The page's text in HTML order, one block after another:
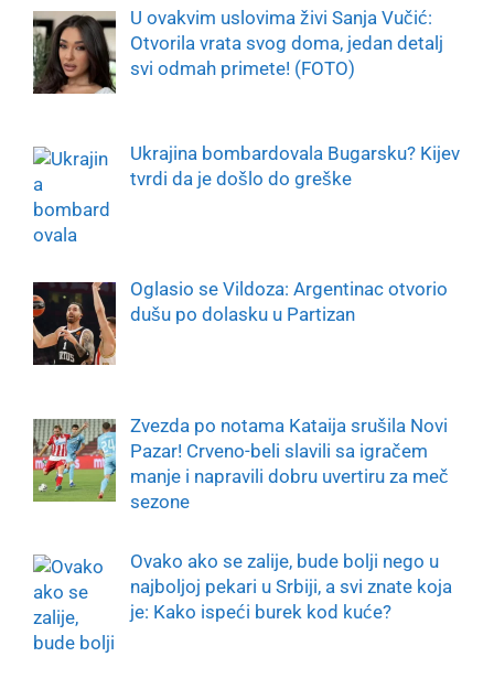
U ovakvim uslovima živi Sanja Vučić:
Otvorila vrata svog doma, jedan detalj
svi odmah primete! (FOTO)
Ukrajina bombardovala Bugarsku? Kijev
tvrdi da je došlo do greške
Oglasio se Vildoza: Argentinac otvorio
dušu po dolasku u Partizan
Zvezda po notama Kataija srušila Novi
Pazar! Crveno-beli slavili sa igračem
manje i napravili dobru uvertiru za meč
sezone
Ovako ako se zalije, bude bolji nego u
najboljoj pekari u Srbiji, a svi znate koja
je: Kako ispeći burek kod kuće?